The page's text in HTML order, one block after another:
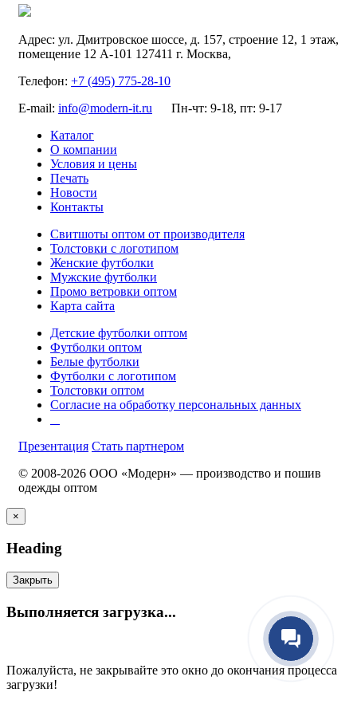
Адрес: ул. Дмитровское шоссе, д. 157, строение 12, 1 этаж,
помещение 12 А-101 127411 г. Москва,
Телефон: +7 (495) 775-28-10
E-mail: info@modern-it.ru
Пн-чт: 9-18, пт: 9-17
Каталог
О компании
Условия и цены
Печать
Новости
Контакты
Свитшоты оптом от производителя
Толстовки с логотипом
Женские футболки
Мужские футболки
Промо ветровки оптом
Карта сайта
Детские футболки оптом
Футболки оптом
Белые футболки
Футболки с логотипом
Толстовки оптом
Согласие на обработку персональных данных
Презентация Стать партнером
© 2008-2026 ООО «Модерн» — производство и пошив
одежды оптом
×
Heading
Закрыть
Выполняется загрузка...
Пожалуйста, не закрывайте это окно до окончания процесса
загрузки!